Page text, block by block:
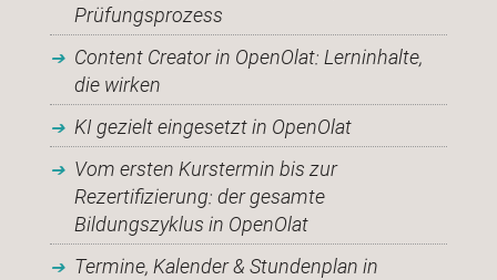
Prüfungsprozess
Content Creator in OpenOlat: Lerninhalte,
die wirken
KI gezielt eingesetzt in OpenOlat
Vom ersten Kurstermin bis zur
Rezertifizierung: der gesamte
Bildungszyklus in OpenOlat
Termine, Kalender & Stundenplan in